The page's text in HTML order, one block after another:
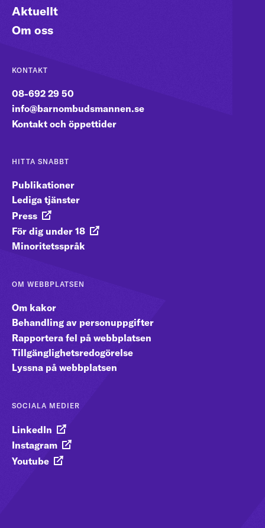
Aktuellt
Om oss
KONTAKT
08-692 29 50
info@barnombudsmannen.se
Kontakt och öppettider
HITTA SNABBT
Publikationer
Lediga tjänster
Press
För dig under 18
Minoritetsspråk
OM WEBBPLATSEN
Om kakor
Behandling av personuppgifter
Rapportera fel på webbplatsen
Tillgänglighetsredogörelse
Lyssna på webbplatsen
SOCIALA MEDIER
LinkedIn
Instagram
Youtube